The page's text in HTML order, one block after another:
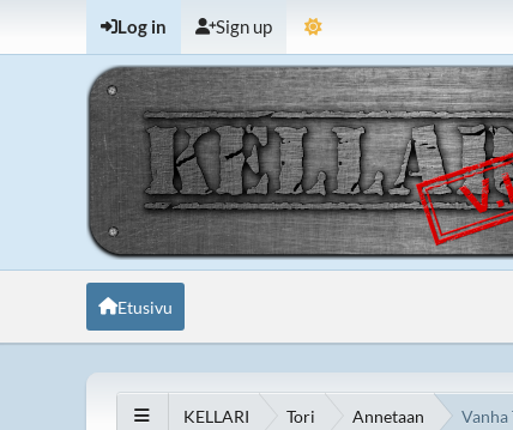
Log in Sign up
Etusivu
KELLARI Tori Annetaan Vanha